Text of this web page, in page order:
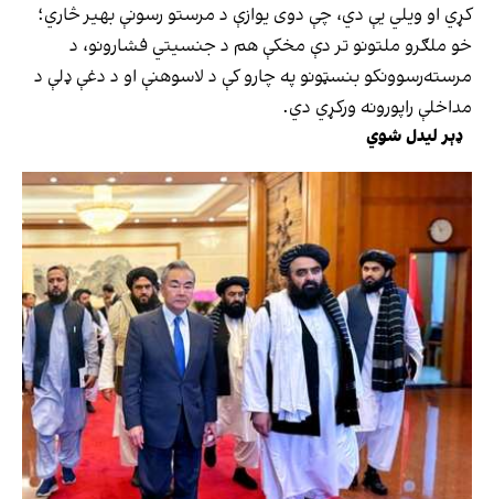
کړي او ویلي یې دي، چې دوی یوازې د مرستو رسونې بهیر څاري؛
خو ملګرو ملتونو تر دې مخکې هم د جنسیتي فشارونو، د
مرسته‌رسوونکو بنسټونو په چارو کې د لاسوهنې او د دغې ډلې د
مداخلې راپورونه ورکړي دي.
ډېر لیدل شوي